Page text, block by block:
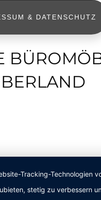
& DATENSCHUTZ
Tracking-Technologien
stetig zu verbessern